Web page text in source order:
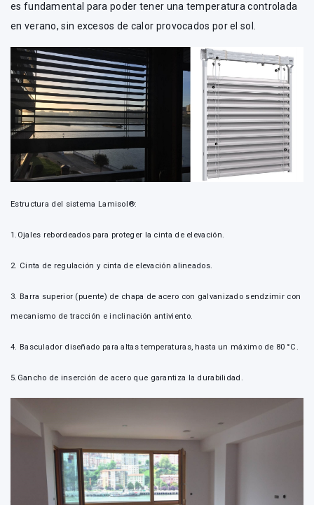
es fundamental para poder tener una temperatura controlada
en verano, sin excesos de calor provocados por el sol.
Estructura del sistema Lamisol®:
1.Ojales rebordeados para proteger la cinta de elevación.
2. Cinta de regulación y cinta de elevación alineados.
3. Barra superior (puente) de chapa de acero con galvanizado sendzimir con
mecanismo de tracción e inclinación antiviento.
4. Basculador diseñado para altas temperaturas, hasta un máximo de 80 °C.
5.Gancho de inserción de acero que garantiza la durabilidad.